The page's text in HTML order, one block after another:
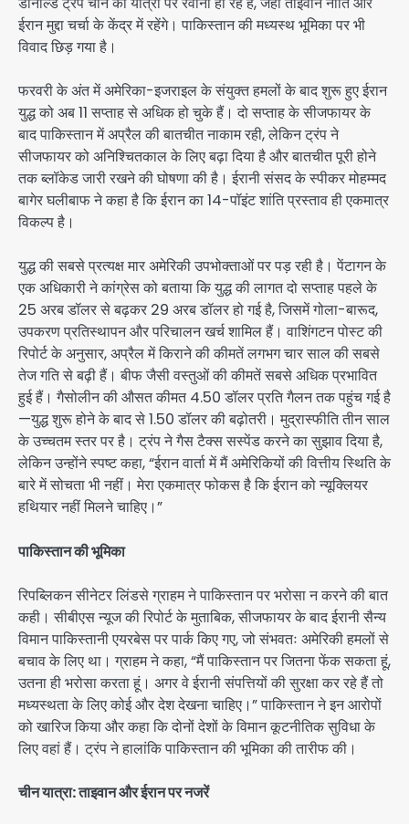
ईरान मुद्दा चर्चा के केंद्र में रहेंगे। पाकिस्तान की मध्यस्थ भूमिका पर भी
विवाद छिड़ गया है।
फरवरी के अंत में अमेरिका-इजराइल के संयुक्त हमलों के बाद शुरू हुए ईरान
युद्ध को अब 11 सप्ताह से अधिक हो चुके हैं। दो सप्ताह के सीजफायर के
बाद पाकिस्तान में अप्रैल की बातचीत नाकाम रही, लेकिन ट्रंप ने
सीजफायर को अनिश्चितकाल के लिए बढ़ा दिया है और बातचीत पूरी होने
तक ब्लॉकेड जारी रखने की घोषणा की है। ईरानी संसद के स्पीकर मोहम्मद
बागेर घलीबाफ ने कहा है कि ईरान का 14-पॉइंट शांति प्रस्ताव ही एकमात्र
विकल्प है।
युद्ध की सबसे प्रत्यक्ष मार अमेरिकी उपभोक्ताओं पर पड़ रही है। पेंटागन के
एक अधिकारी ने कांग्रेस को बताया कि युद्ध की लागत दो सप्ताह पहले के
25 अरब डॉलर से बढ़कर 29 अरब डॉलर हो गई है, जिसमें गोला-बारूद,
उपकरण प्रतिस्थापन और परिचालन खर्च शामिल हैं। वाशिंगटन पोस्ट की
रिपोर्ट के अनुसार, अप्रैल में किराने की कीमतें लगभग चार साल की सबसे
तेज गति से बढ़ी हैं। बीफ जैसी वस्तुओं की कीमतें सबसे अधिक प्रभावित
हुई हैं। गैसोलीन की औसत कीमत 4.50 डॉलर प्रति गैलन तक पहुंच गई है
—युद्ध शुरू होने के बाद से 1.50 डॉलर की बढ़ोतरी। मुद्रास्फीति तीन साल
के उच्चतम स्तर पर है। ट्रंप ने गैस टैक्स सस्पेंड करने का सुझाव दिया है,
लेकिन उन्होंने स्पष्ट कहा, “ईरान वार्ता में मैं अमेरिकियों की वित्तीय स्थिति के
बारे में सोचता भी नहीं। मेरा एकमात्र फोकस है कि ईरान को न्यूक्लियर
हथियार नहीं मिलने चाहिए।”
पाकिस्तान की भूमिका
रिपब्लिकन सीनेटर लिंडसे ग्राहम ने पाकिस्तान पर भरोसा न करने की बात
कही। सीबीएस न्यूज की रिपोर्ट के मुताबिक, सीजफायर के बाद ईरानी सैन्य
विमान पाकिस्तानी एयरबेस पर पार्क किए गए, जो संभवतः अमेरिकी हमलों से
बचाव के लिए था। ग्राहम ने कहा, “मैं पाकिस्तान पर जितना फेंक सकता हूं,
उतना ही भरोसा करता हूं। अगर वे ईरानी संपत्तियों की सुरक्षा कर रहे हैं तो
मध्यस्थता के लिए कोई और देश देखना चाहिए।” पाकिस्तान ने इन आरोपों
को खारिज किया और कहा कि दोनों देशों के विमान कूटनीतिक सुविधा के
लिए वहां हैं। ट्रंप ने हालांकि पाकिस्तान की भूमिका की तारीफ की।
चीन यात्रा: ताइवान और ईरान पर नजरें